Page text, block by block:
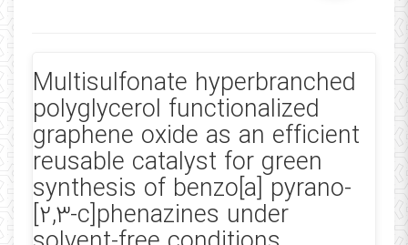
Multisulfonate hyperbranched
polyglycerol functionalized
graphene oxide as an efficient
reusable catalyst for green
synthesis of benzo[a] pyrano-
[2,3-c]phenazines under